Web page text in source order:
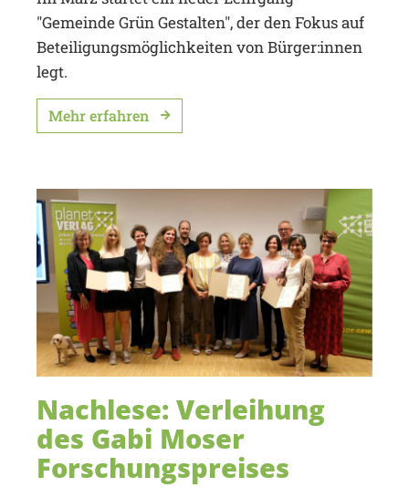
"Gemeinde Grün Gestalten", der den Fokus auf
Beteiligungsmöglichkeiten von Bürger:innen
legt.
Mehr erfahren
Nachlese: Verleihung
des Gabi Moser
Forschungspreises